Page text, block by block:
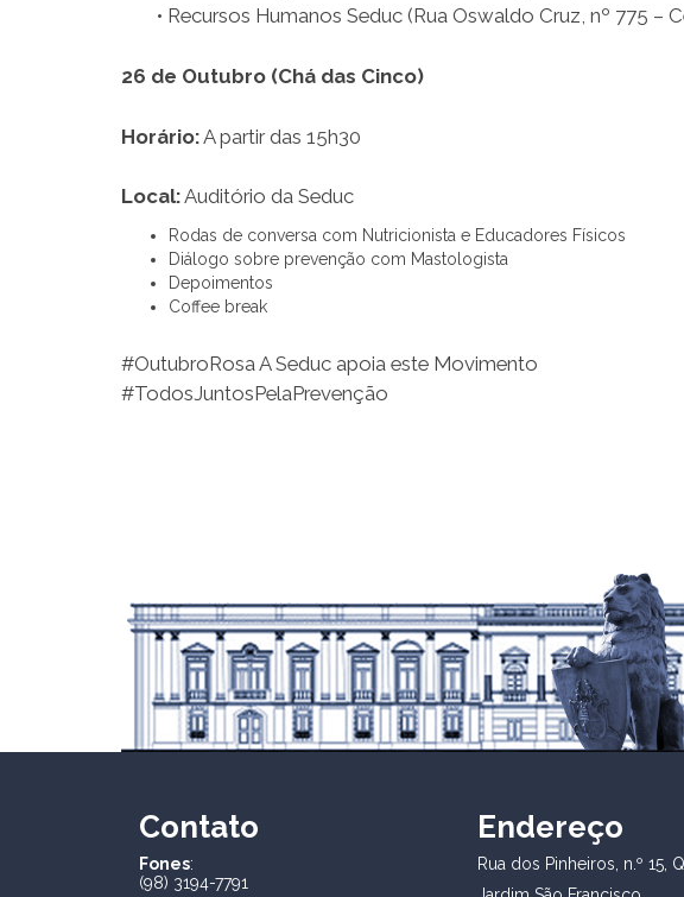
• Recursos Humanos Seduc (Rua Oswaldo Cruz, nº 775 –
26 de Outubro (Chá das Cinco)
Horário:A partir das 15h30
Local:Auditório da Seduc
Rodas de conversa com Nutricionista e Educadores Físicos
Diálogo sobre prevenção com Mastologista
Depoimentos
Coffee break
#OutubroRosa A Seduc apoia este Movimento
#TodosJuntosPelaPrevenção
Contato
Fones:
(98) 3194-7791
Endereço
Rua dos Pinheiros, n.º 15,